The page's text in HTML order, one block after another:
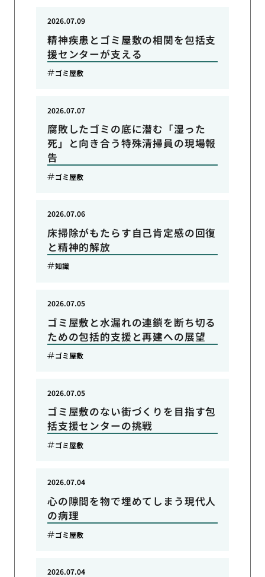
精神疾患とゴミ屋敷の相関を包括支
援センターが支える
2026.07.09
ゴミ屋敷
腐敗したゴミの底に潜む「湿った
死」と向き合う特殊清掃員の現場報
告
2026.07.07
ゴミ屋敷
床掃除がもたらす自己肯定感の回復
と精神的解放
2026.07.06
知識
ゴミ屋敷と水漏れの連鎖を断ち切る
ための包括的支援と再建への展望
2026.07.05
ゴミ屋敷
ゴミ屋敷のない街づくりを目指す包
括支援センターの挑戦
2026.07.05
ゴミ屋敷
心の隙間を物で埋めてしまう現代人
の病理
2026.07.04
ゴミ屋敷
2026.07.04